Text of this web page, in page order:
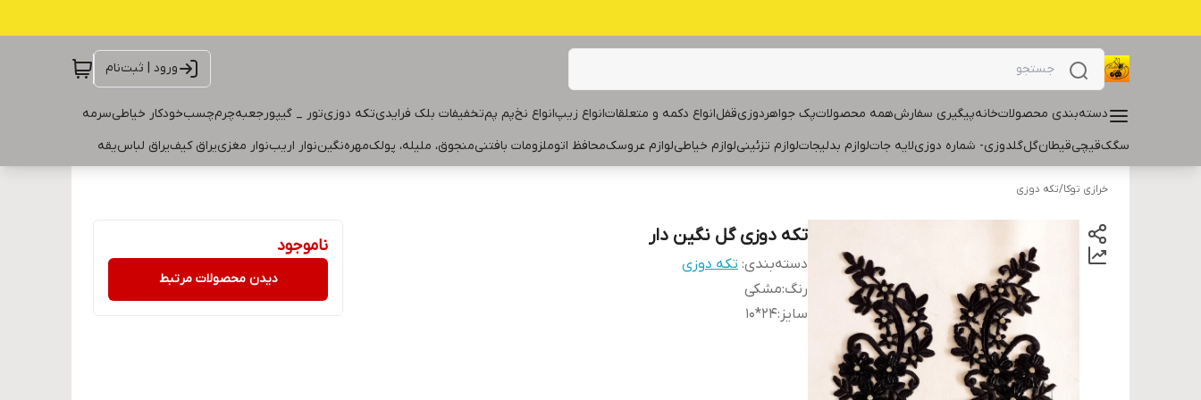
ورود | ثبت‌نام
دسته‌بندی محصولاتخانهپیگیری سفارشهمه محصولاتپک جواهردوزیقفلانواع دکمه و متعلقاتانواع زیپانواع نخپم پمتخفیفات بلک فرایدیتکه دوزیتور _ گیپورجعبهچرمچسبخودکار خیاطیسرمه
سگکقیچیقیطانگلگلدوزی- شماره دوزیلایه جاتلوازم بدلیجاتلوازم تزئینیلوازم خیاطیلوازم عروسکمحافظ اتوملزومات بافتنیمنجوق، ملیله، پولکمهرهنگیننوار اریبنوار مغزییراق کیفیراق لباسیقه
خرازی توکا/تکه دوزی
تکه دوزی گل نگین دار
دسته‌بندی: تکه دوزی
رنگ:مشکی
سایز :۲۴*۱۰
ناموجود
دیدن محصولات مرتبط